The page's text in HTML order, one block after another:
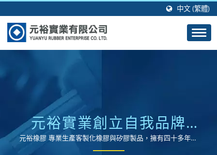
中文 (繁體)
元裕實業創立自我品牌
FLEXLIFE | 客製化橡膠製
元裕橡膠 專業生產客製化橡膠與矽膠製品，擁有四十多年的
製造經驗及技術。